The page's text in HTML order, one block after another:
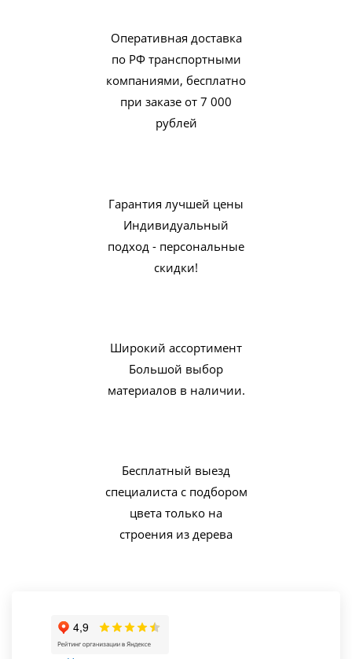
Оперативная доставка
по РФ транспортными
компаниями, бесплатно
при заказе от 7 000
рублей
Гарантия лучшей цены
Индивидуальный
подход - персональные
скидки!
Широкий ассортимент
Большой выбор
материалов в наличии.
Бесплатный выезд
специалиста с подбором
цвета только на
строения из дерева